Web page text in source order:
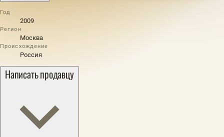
Год
2009
Регион
Москва
Происхождение
Россия
Написать продавцу